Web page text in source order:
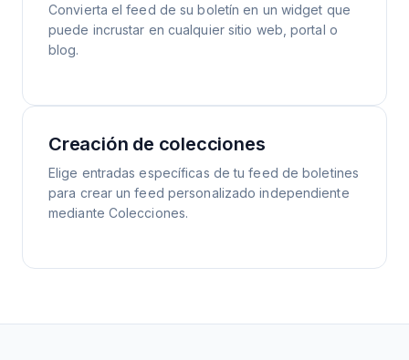
Convierta el feed de su boletín en un widget que
puede incrustar en cualquier sitio web, portal o
blog.
Creación de colecciones
Elige entradas específicas de tu feed de boletines
para crear un feed personalizado independiente
mediante Colecciones.